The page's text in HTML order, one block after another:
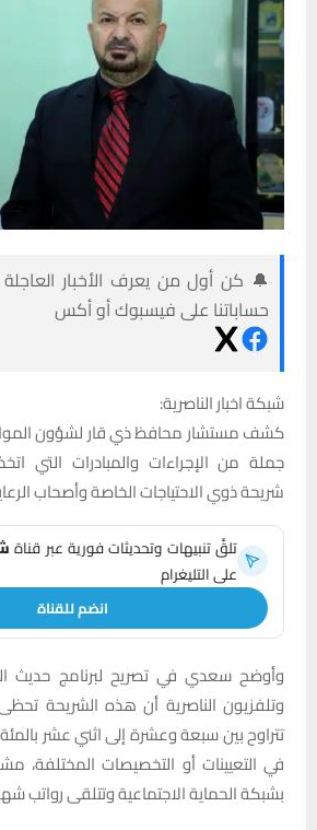
🔔 كن أول من يعرف الأخبار العاجلة
حساباتنا على فيسبوك أو أكس
شبكة اخبار الناصرية:
كشف مستشار محافظ ذي قار لشؤون
جملة من الإجراءات والمبادرات التي
شريحة ذوي الاحتياجات الخاصة وأصحاب
تلقَّ تنبيهات وتحديثات فورية عبر قناة
على التليغرام
انضم للقناة
وأوضح سعدي في تصريح لبرنامج حديث
وتلفزيون الناصرية أن هذه الشريحة
تتراوح بين سبعة وعشرة إلى اثني عشر
في التعيينات أو التخصيصات المختلفة،
بشبكة الحماية الاجتماعية وتتلقى رواتب